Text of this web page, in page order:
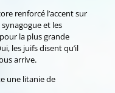
renforcé l’accent sur
et les
la plus grande
les juifs disent qu’il
arrive.
une litanie de